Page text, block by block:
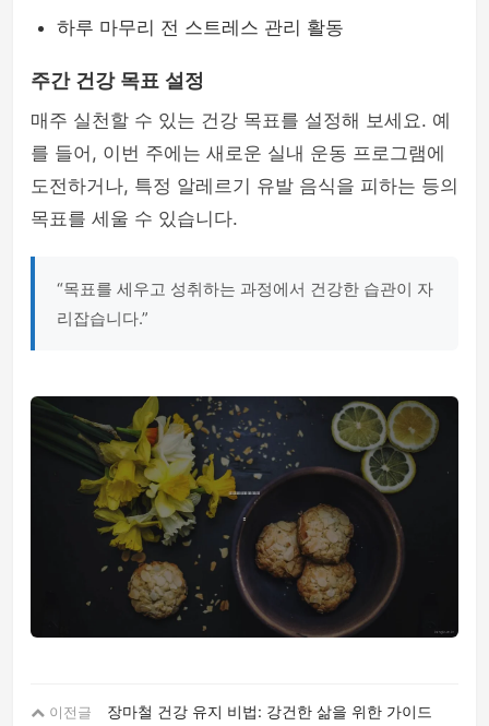
하루 마무리 전 스트레스 관리 활동
주간 건강 목표 설정
매주 실천할 수 있는 건강 목표를 설정해 보세요. 예
를 들어, 이번 주에는 새로운 실내 운동 프로그램에
도전하거나, 특정 알레르기 유발 음식을 피하는 등의
목표를 세울 수 있습니다.
“목표를 세우고 성취하는 과정에서 건강한 습관이 자
리잡습니다.”
이전글
장마철 건강 유지 비법: 강건한 삶을 위한 가이드